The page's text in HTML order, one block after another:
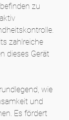
zu
zahlreiche
dieses Gerät
wie
und
Es fördert